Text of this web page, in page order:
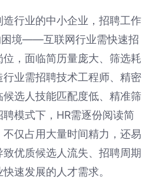
行业的中小企业，招聘工作
困境——互联网行业需快速招
，面临简历量庞大、筛选耗
业需招聘技术工程师、精密
选人技能匹配度低、精准筛
模式下，HR需逐份阅读简
仅占用大量时间精力，还易
优质候选人流失、招聘周期
速发展的人才需求。